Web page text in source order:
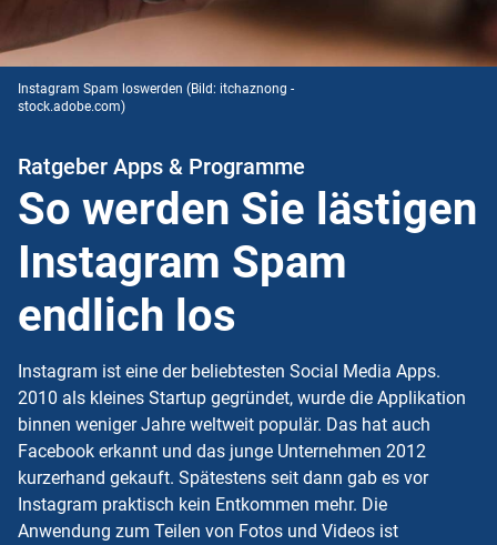
Instagram Spam loswerden (Bild: itchaznong -
stock.adobe.com)
Ratgeber Apps & Programme
So werden Sie lästigen
Instagram Spam
endlich los
Instagram ist eine der beliebtesten Social Media Apps.
2010 als kleines Startup gegründet, wurde die Applikation
binnen weniger Jahre weltweit populär. Das hat auch
Facebook erkannt und das junge Unternehmen 2012
kurzerhand gekauft. Spätestens seit dann gab es vor
Instagram praktisch kein Entkommen mehr. Die
Anwendung zum Teilen von Fotos und Videos ist